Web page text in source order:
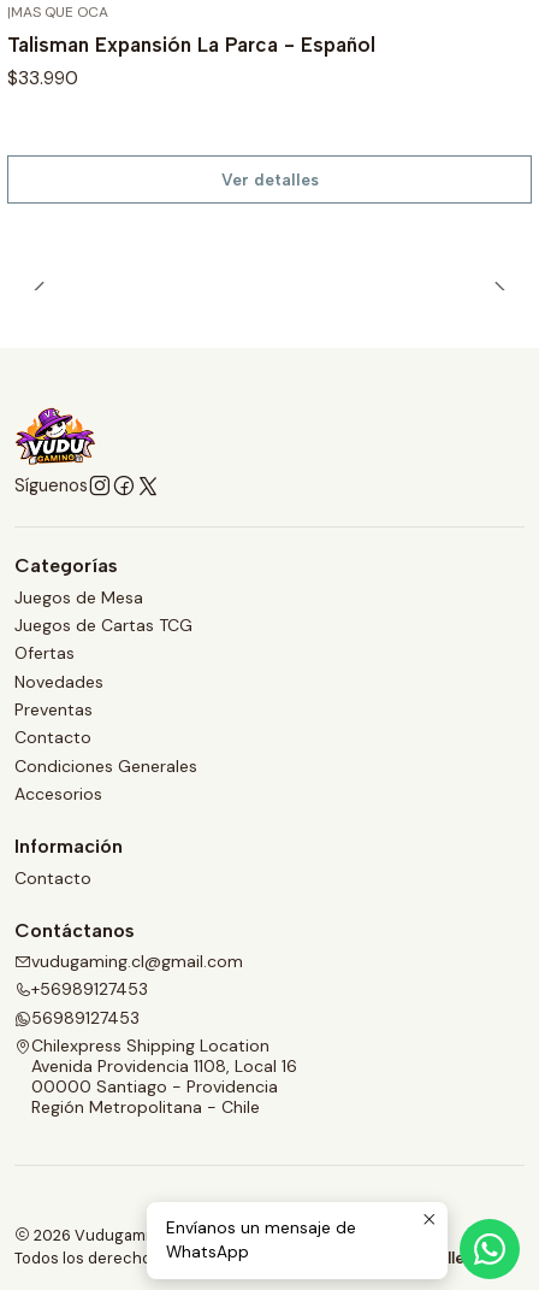
|MAS QUE OCA
Talisman Expansión La Parca - Español
$33.990
Ver detalles
Síguenos
Categorías
Juegos de Mesa
Juegos de Cartas TCG
Ofertas
Novedades
Preventas
Contacto
Condiciones Generales
Accesorios
Información
Contacto
Contáctanos
vudugaming.cl@gmail.com
+56989127453
56989127453
Chilexpress Shipping Location
Avenida Providencia 1108, Local 16
00000 Santiago - Providencia
Región Metropolitana - Chile
2026 Vudugaming.
Todos los derechos reservados.
Desarrollado por Jumpseller
Envíanos un mensaje de
WhatsApp